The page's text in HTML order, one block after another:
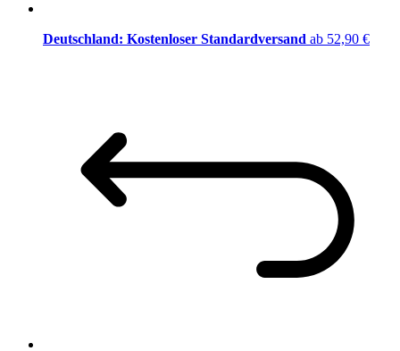
Deutschland: Kostenloser Standardversand ab 52,90 €